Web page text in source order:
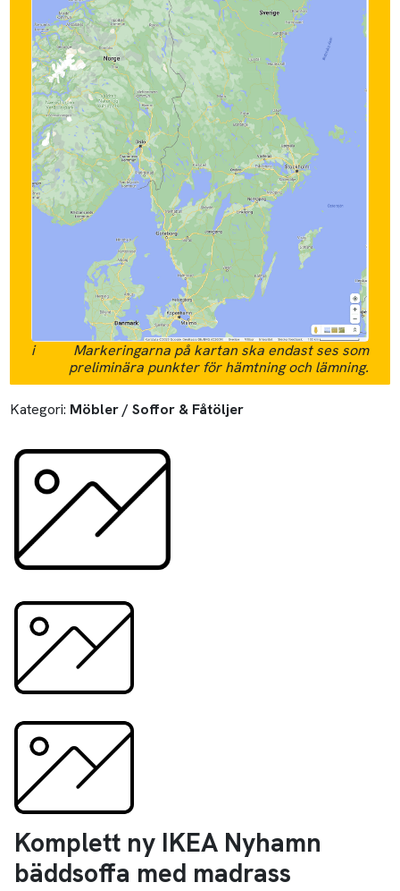
i
Markeringarna på kartan ska endast ses som
preliminära punkter för hämtning och lämning.
Kategori: Möbler / Soffor & Fåtöljer
Komplett ny IKEA Nyhamn
bäddsoffa med madrass